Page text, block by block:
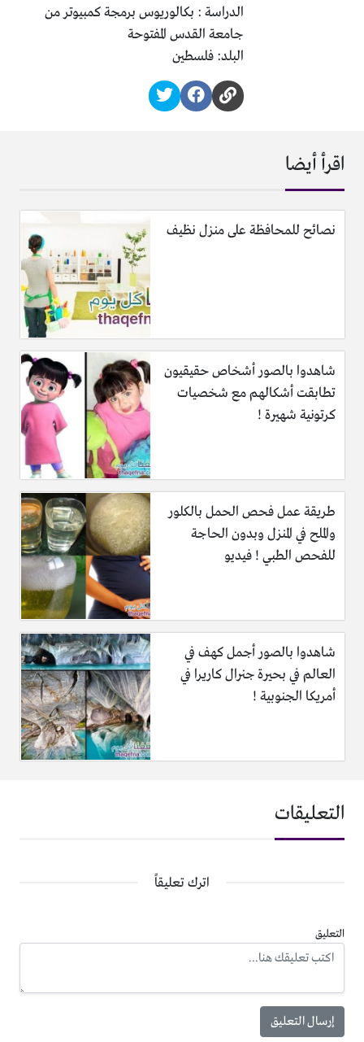
الدراسة : بكالوريوس برمجة كمبيوتر من
جامعة القدس المفتوحة
البلد: فلسطين
اقرأ أيضا
نصائح للمحافظة على منزل نظيف
شاهدوا بالصور أشخاص حقيقيون
تطابقت أشكالهم مع شخصيات
كرتونية شهيرة !
طريقة عمل فحص الحمل بالكلور
والملح في المنزل وبدون الحاجة
للفحص الطبي ! فيديو
شاهدوا بالصور أجمل كهف في
العالم في بحيرة جنرال كاريرا في
أمريكا الجنوبية !
التعليقات
اترك تعليقاً
التعليق